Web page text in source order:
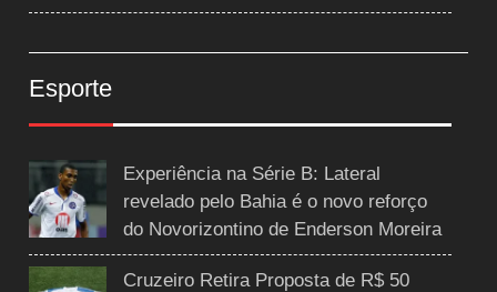
Esporte
Experiência na Série B: Lateral
revelado pelo Bahia é o novo reforço
do Novorizontino de Enderson Moreira
Cruzeiro Retira Proposta de R$ 50